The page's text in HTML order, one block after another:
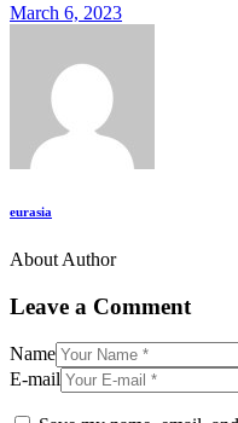
March 6, 2023
eurasia
About Author
Leave a Comment
Name
E-mail